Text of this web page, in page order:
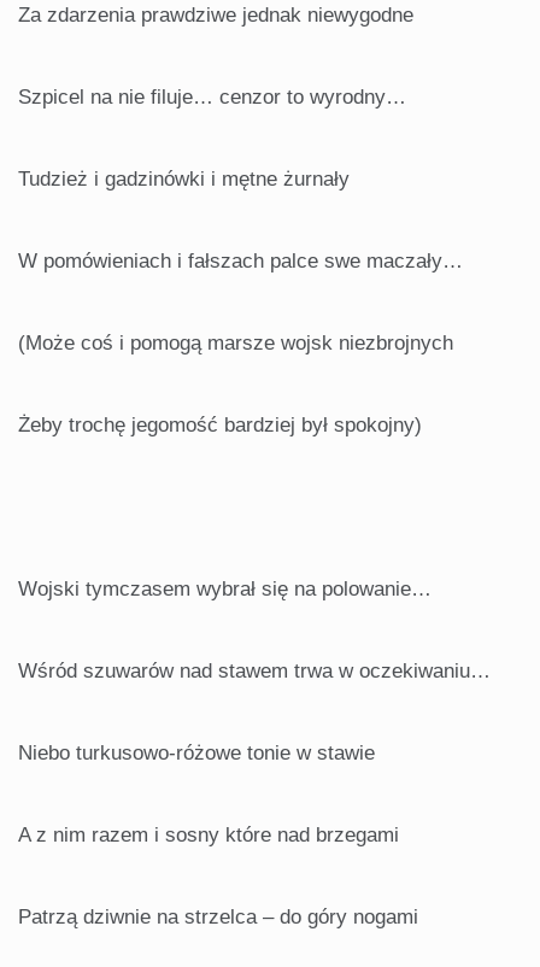
Za zdarzenia prawdziwe jednak niewygodne
Szpicel na nie filuje… cenzor to wyrodny…
Tudzież i gadzinówki i mętne żurnały
W pomówieniach i fałszach palce swe maczały…
(Może coś i pomogą marsze wojsk niezbrojnych
Żeby trochę jegomość bardziej był spokojny)
Wojski tymczasem wybrał się na polowanie…
Wśród szuwarów nad stawem trwa w oczekiwaniu…
Niebo turkusowo-różowe tonie w stawie
A z nim razem i sosny które nad brzegami
Patrzą dziwnie na strzelca – do góry nogami